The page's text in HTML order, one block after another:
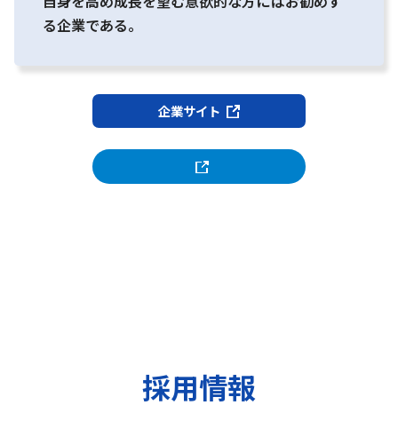
る企業である。
企業サイト
採用情報